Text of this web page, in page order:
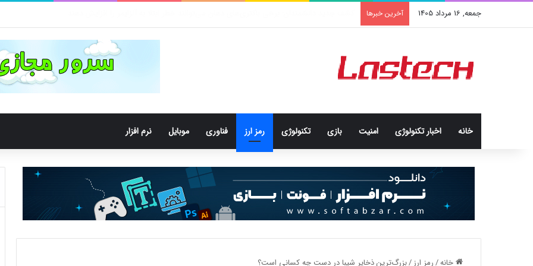
جمعه, 16 مرداد 1405 آخرین خبرها
خانه اخبار تکنولوژی امنيت بازی تکنولوژی رمز ارز فناوری موبایل نرم افزار
خانه/رمز ارز/بزرگ‌ترین ذخایر شیبا در دست چه کسانی است؟